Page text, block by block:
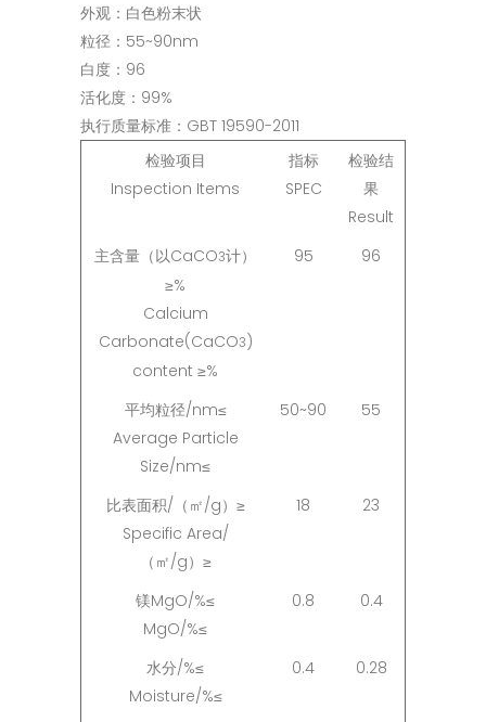
外观：白色粉末状
粒径：55~90nm
白度：96
活化度：99%
执行质量标准：GBT 19590-2011
检验项目
Inspection Items
指标
SPEC
检验结
果
Result
主含量（以CaCO3计）
≥%
Calcium
Carbonate(CaCO3)
content ≥%
95 96
平均粒径/nm≤
Average Particle
Size/nm≤
50~90 55
比表面积/（㎡/g）≥
Specific Area/
（㎡/g）≥
18 23
镁MgO/%≤
MgO/%≤
0.8 0.4
水分/%≤
Moisture/%≤
0.4 0.28